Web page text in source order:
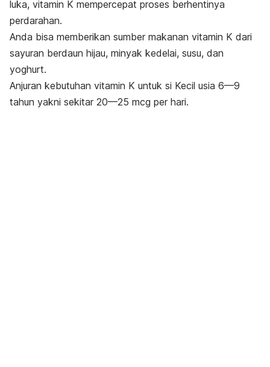
luka, vitamin K mempercepat proses berhentinya
perdarahan.
Anda bisa memberikan sumber makanan vitamin K dari
sayuran berdaun hijau, minyak kedelai, susu, dan
yoghurt.
Anjuran kebutuhan vitamin K untuk si Kecil usia 6—9
tahun yakni sekitar 20—25 mcg per hari.